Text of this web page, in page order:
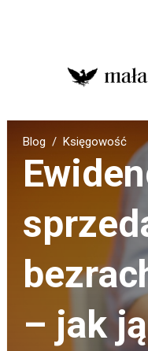
Blog Księgowość
– jak ją